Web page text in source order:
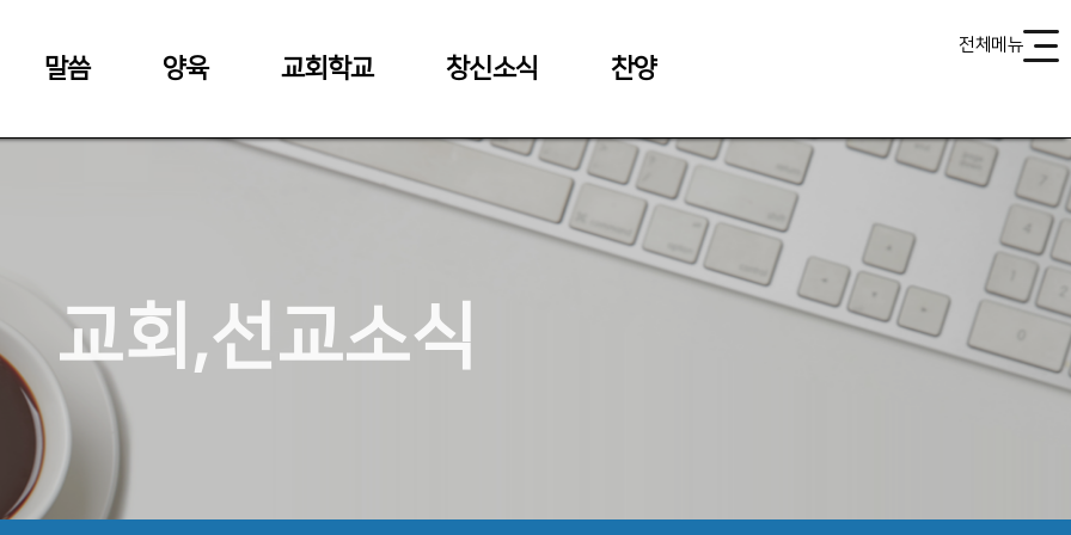
말씀 양육 교회학교 창신소식 찬양
전체메뉴
교회,선교소식